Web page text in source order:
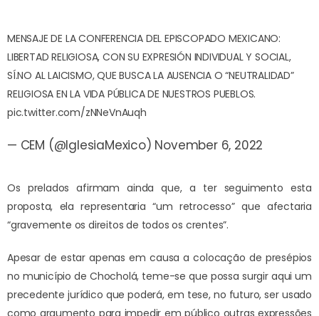
MENSAJE DE LA CONFERENCIA DEL EPISCOPADO MEXICANO:
LIBERTAD RELIGIOSA, CON SU EXPRESIÓN INDIVIDUAL Y SOCIAL,
SÍ.NO AL LAICISMO, QUE BUSCA LA AUSENCIA O “NEUTRALIDAD”
RELIGIOSA EN LA VIDA PÚBLICA DE NUESTROS PUEBLOS.
pic.twitter.com/zNNeVnAuqh
— CEM (@IglesiaMexico) November 6, 2022
Os prelados afirmam ainda que, a ter seguimento esta
proposta, ela representaria “um retrocesso” que afectaria
“gravemente os direitos de todos os crentes”.
Apesar de estar apenas em causa a colocação de presépios
no município de Chocholá, teme-se que possa surgir aqui um
precedente jurídico que poderá, em tese, no futuro, ser usado